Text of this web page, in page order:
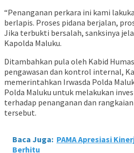
“Penanganan perkara ini kami
berlapis. Proses pidana berjalan,
Jika terbukti bersalah, sanksinya
Kapolda Maluku.
Ditambahkan pula oleh Kabid
pengawasan dan kontrol internal,
memerintahkan Irwasda Polda
Polda Maluku untuk melakukan
terhadap penanganan dan
tersebut.
Baca Juga: PAMA Apresiasi
Berhitu